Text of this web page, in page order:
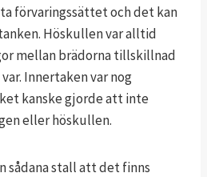
förvaringssättet och det kan
Höskullen var alltid
mellan brädorna tillskillnad
Innertaken var nog
kanske gjorde att inte
eller höskullen.
sådana stall att det finns